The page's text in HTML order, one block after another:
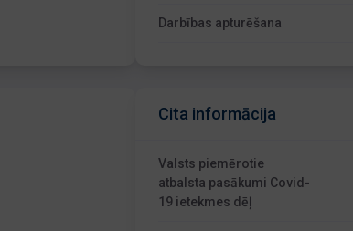
Darbības apturēšana
Cita informācija
Valsts piemērotie
atbalsta pasākumi Covid-
19 ietekmes dēļ